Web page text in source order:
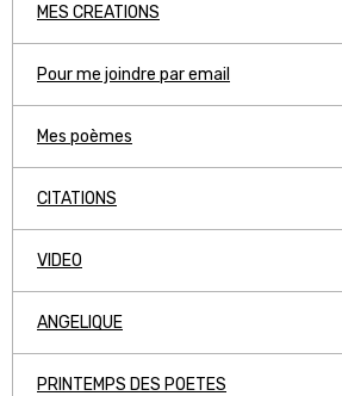
MES CREATIONS
Pour me joindre par email
Mes poèmes
CITATIONS
VIDEO
ANGELIQUE
PRINTEMPS DES POETES